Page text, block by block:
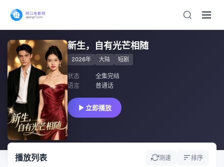
新生，自有光芒相随
2026年 大陆 短剧
状态
全集完结
语言
普通话
立即播放
播放列表 测速 排序